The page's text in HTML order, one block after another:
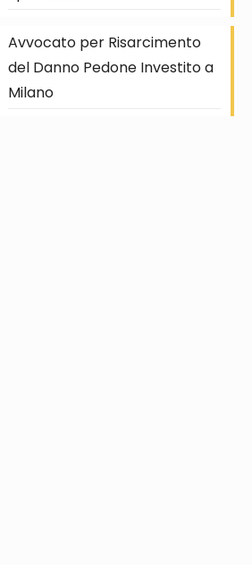
Avvocato per Risarcimento
del Danno Pedone Investito a
Milano